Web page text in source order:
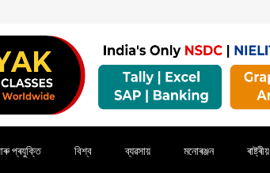
প্ৰযুক্তি বিশ্ব ব্যৱসায় মনোৰঞ্জন ৰাষ্ট্ৰীয়